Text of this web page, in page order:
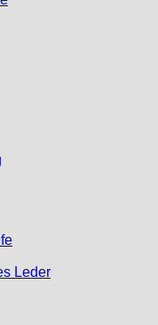
Leder